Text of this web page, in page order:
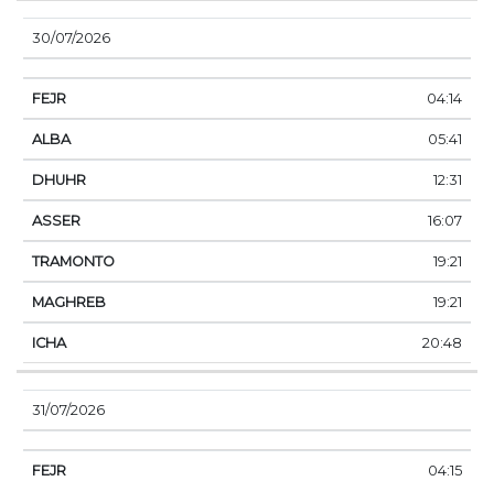
30/07/2026
04:14
05:41
12:31
16:07
19:21
19:21
20:48
31/07/2026
04:15